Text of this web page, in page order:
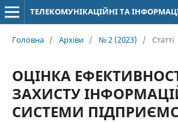
ТЕЛЕКОМУНІКАЦІЙНІ ТА
Головна / Архіви / № 2 (2023) / Статті
ОЦІНКА
ЗАХИСТУ
СИСТЕМИ